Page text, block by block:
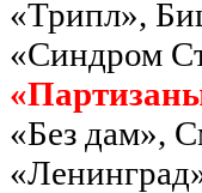
«Трипл»,
«Синдром
«Без дам»,